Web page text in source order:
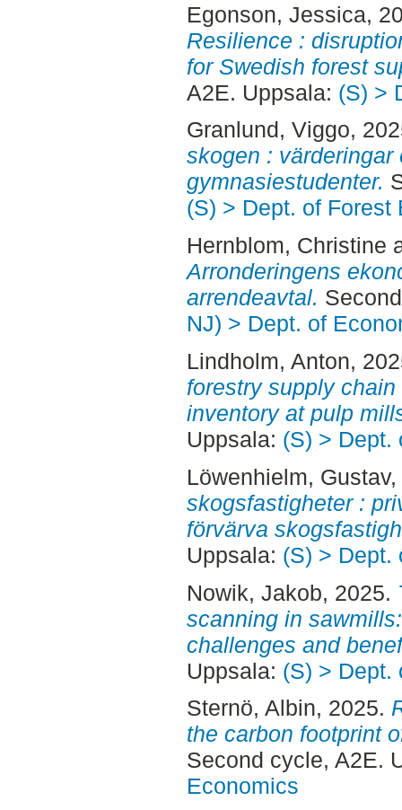
Egonson, Jessica,
Resilience :
for Swedish forest
A2E. Uppsala: (S) >
Granlund, Viggo,
skogen :
gymnasiestudenter.
(S) > Dept. of Forest
Hernblom, Christine
Arronderingens
arrendeavtal.
NJ) > Dept. of
Lindholm, Anton,
forestry supply
inventory at pulp
Uppsala: (S) > Dept.
Löwenhielm, Gustav,
skogsfastigheter :
förvärva
Uppsala: (S) > Dept.
Nowik, Jakob, 2025.
scanning in
challenges and
Uppsala: (S) > Dept.
Sternö, Albin, 2025.
the carbon footprint
Second cycle, A2E.
Economics